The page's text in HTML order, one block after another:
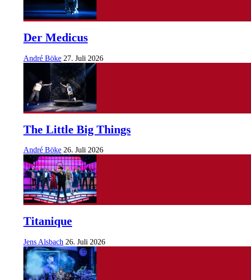
Der Medicus
André Böke 27. Juli 2026
The Little Big Things
André Böke 26. Juli 2026
Titanique
Jens Alsbach 26. Juli 2026